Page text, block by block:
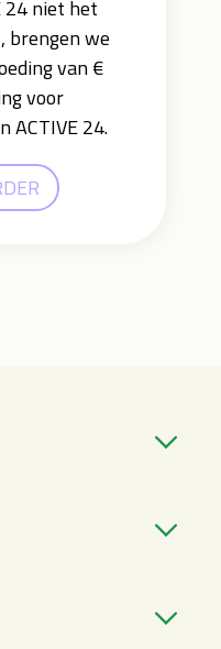
24 niet het
brengen we
van €
voor
ACTIVE 24.